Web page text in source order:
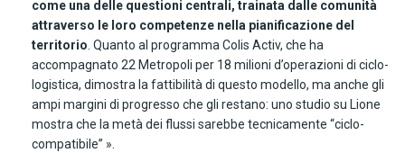
come una delle questioni centrali, trainata dalle comunità
attraverso le loro competenze nella pianificazione del
territorio. Quanto al programma Colis Activ, che ha
accompagnato 22 Metropoli per 18 milioni d’operazioni di ciclo-
logistica, dimostra la fattibilità di questo modello, ma anche gli
ampi margini di progresso che gli restano: uno studio su Lione
mostra che la metà dei flussi sarebbe tecnicamente “ciclo-
compatibile” ».